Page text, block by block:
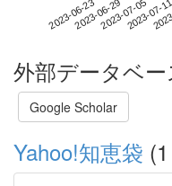
2023-06-232023-06-292023-07-05
2023-07-
外部データベ
Google Scholar
Yahoo!知恵袋